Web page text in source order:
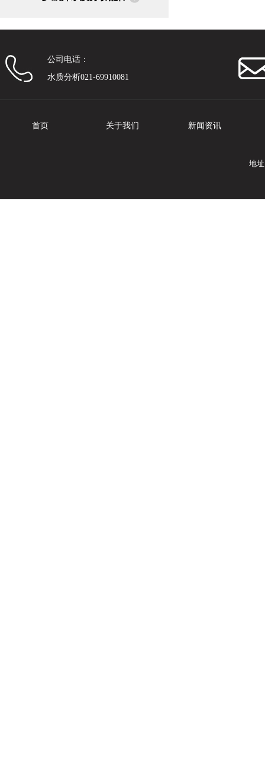
公司电话：
水质分析021-69910081
首页 关于我们 新闻资讯
地